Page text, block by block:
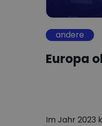
andere
Europa
Im Jahr 2023